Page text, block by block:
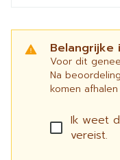
Belangrijke
Voor dit
Na
komen
Ik weet
vereist.